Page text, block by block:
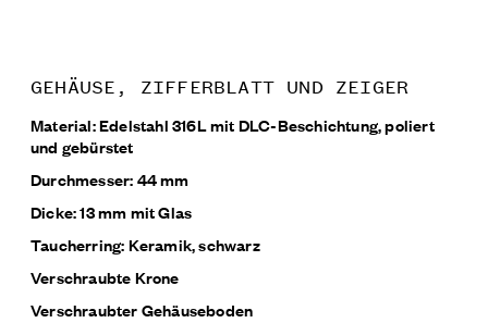
GEHÄUSE, ZIFFERBLATT UND ZEIGER
Material: Edelstahl 316L mit DLC-Beschichtung, poliert
und gebürstet
Durchmesser: 44 mm
Dicke: 13 mm mit Glas
Taucherring: Keramik, schwarz
Verschraubte Krone
Verschraubter Gehäuseboden